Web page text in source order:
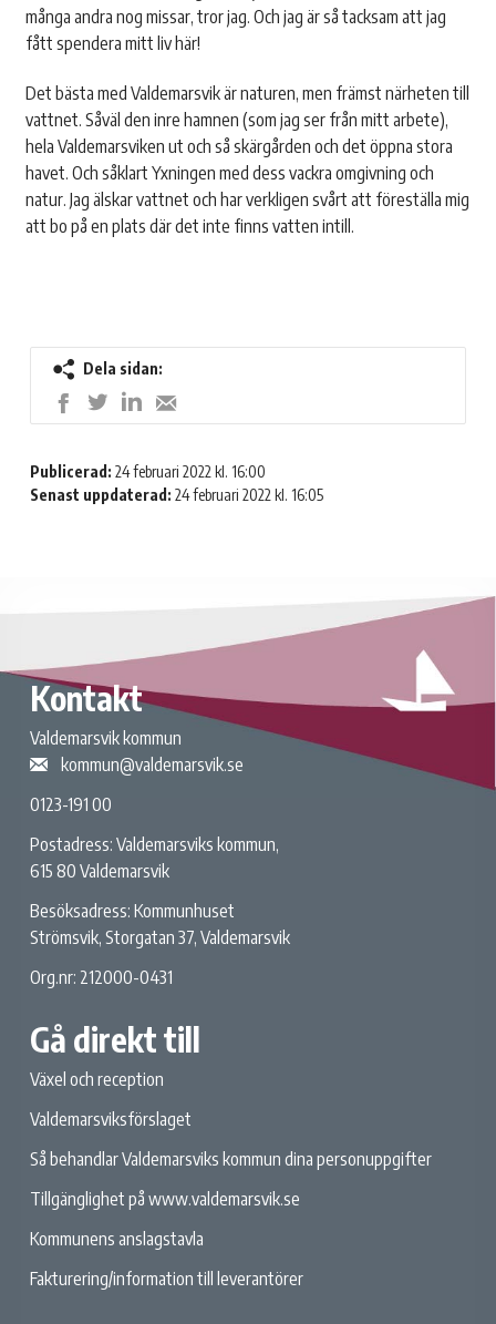
många andra nog missar, tror jag. Och jag är så tacksam att jag
fått spendera mitt liv här!
Det bästa med Valdemarsvik är naturen, men främst närheten till
vattnet. Såväl den inre hamnen (som jag ser från mitt arbete),
hela Valdemarsviken ut och så skärgården och det öppna stora
havet. Och såklart Yxningen med dess vackra omgivning och
natur. Jag älskar vattnet och har verkligen svårt att föreställa mig
att bo på en plats där det inte finns vatten intill.
Dela sidan:
Dela
på
Dela
på
Dela
på
Dela
med
post
Publicerad: 24 februari 2022 kl. 16:00
Senast uppdaterad: 24 februari 2022 kl. 16:05
Kontakt
Valdemarsvik kommun
kommun@valdemarsvik.se
0123-191 00
Postadress: Valdemarsviks kommun,
615 80 Valdemarsvik
Besöksadress: Kommunhuset
Strömsvik, Storgatan 37, Valdemarsvik
Org.nr: 212000-0431
Gå direkt till
Växel och reception
Valdemarsviksförslaget
Så behandlar Valdemarsviks kommun dina personuppgifter
Tillgänglighet på www.valdemarsvik.se
Kommunens anslagstavla
Fakturering/information till leverantörer